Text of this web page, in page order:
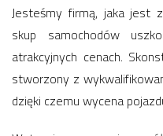
Jesteśmy firmą, jaka jest
skup samochodów
atrakcyjnych cenach.
stworzony z
dzięki czemu wycena